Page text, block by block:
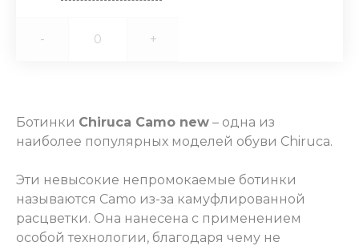
- +
Ботинки Chiruca Camo new – одна из
наиболее популярных моделей обуви Chiruca.
Эти невысокие непромокаемые ботинки
называются Camo из-за камуфлированной
расцветки. Она нанесена с применением
особой технологии, благодаря чему не